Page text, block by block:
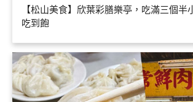
【松山美食】欣葉彩膳樂亭，吃滿三個半
吃到飽